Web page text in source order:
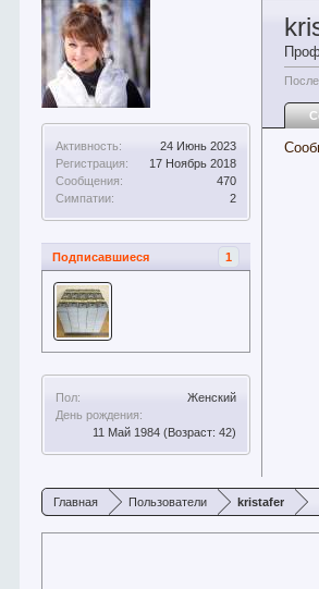
Активность:
24 Июнь 2023
Регистрация:
17 Ноябрь 2018
Сообщения:
470
Симпатии:
2
Подписавшиеся 1
Пол:
Женский
День рождения:
11 Май 1984 (Возраст: 42)
Главная Пользователи kristafer